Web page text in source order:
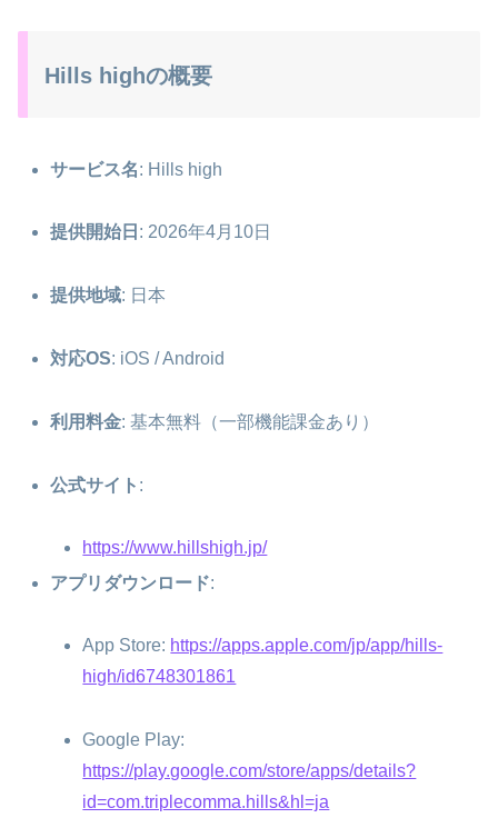
Hills highの概要
サービス名: Hills high
提供開始日 : 2026年4月10日
提供地域: 日本
対応OS: iOS / Android
利用料金: 基本無料（一部機能課金あり）
公式サイト :
https://www.hillshigh.jp/
アプリダウンロード:
App Store: https://apps.apple.com/jp/app/hills-
high/id6748301861
Google Play:
https://play.google.com/store/apps/details?
id=com.triplecomma.hills&hl=ja